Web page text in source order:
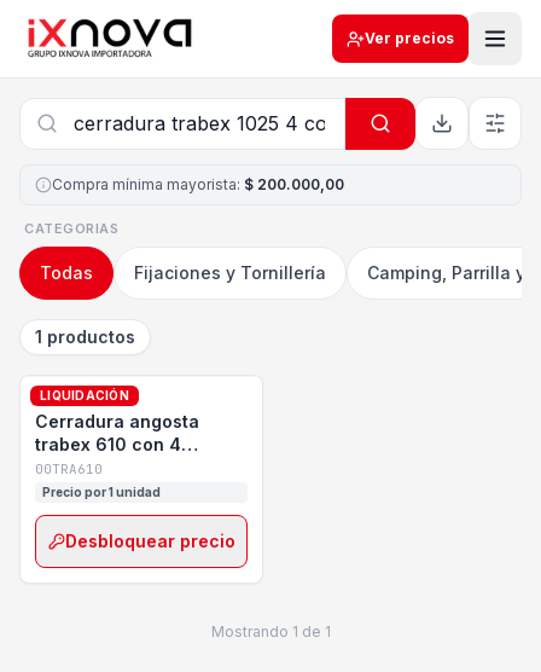
Ver precios
Compra mínima mayorista: $ 200.000,00
CATEGORIAS
Todas Fijaciones y Tornillería Camping, Parrilla y
1 productos
LIQUIDACIÓN
TRABEX
Cerradura angosta
trabex 610 con 4
combinaciones
00TRA610
Precio por 1 unidad
Desbloquear precio
Mostrando 1 de 1